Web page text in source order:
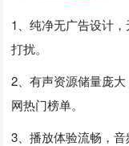
1、纯净无广告设计
打扰。
2、有声资源储量庞
网热门榜单。
3、播放体验流畅，